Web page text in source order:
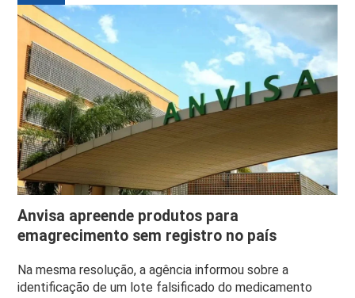
Anvisa apreende produtos para
emagrecimento sem registro no país
Na mesma resolução, a agência informou sobre a
identificação de um lote falsificado do medicamento